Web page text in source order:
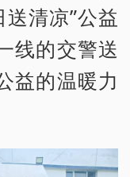
清凉”公益
线的交警送
益的温暖力